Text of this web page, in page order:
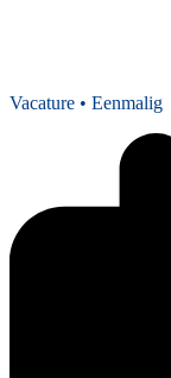
Vacature • Eenmalig